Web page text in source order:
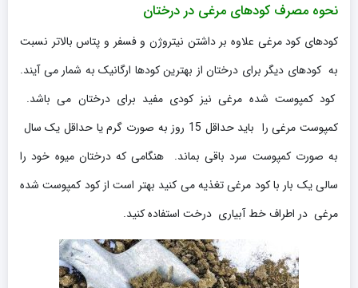
نحوه مصرف کودهای مرغی در درختان
کودهای کود مرغی علاوه بر داشتن نیتروژن و فسفر و پتاس بالاتر نسبت
به کودهای دیگر برای درختان از بهترین کودها ارگانیک به شمار می آیند.
کود کمپوست شده مرغی نیز کودی مفید برای درختان می باشد.
کمپوست مرغی را باید حداقل 15 روز به صورت گرم یا حداقل یک سال
به صورت کمپوست سرد باقی بماند. هنگامی که درختان میوه خود را
سالی یک بار با کود مرغی تغذیه می کنید بهتر است از کود کمپوست شده
مرغی در اطراف خط آبیاری درخت استفاده کنید.